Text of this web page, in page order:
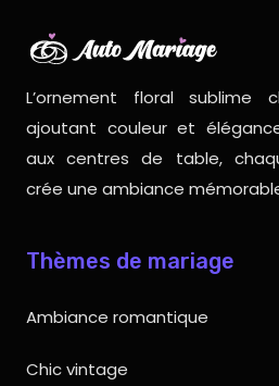
L’ornement floral sublime
ajoutant couleur et
aux centres de table,
crée une ambiance
Thèmes de mariage
Ambiance romantique
Chic vintage